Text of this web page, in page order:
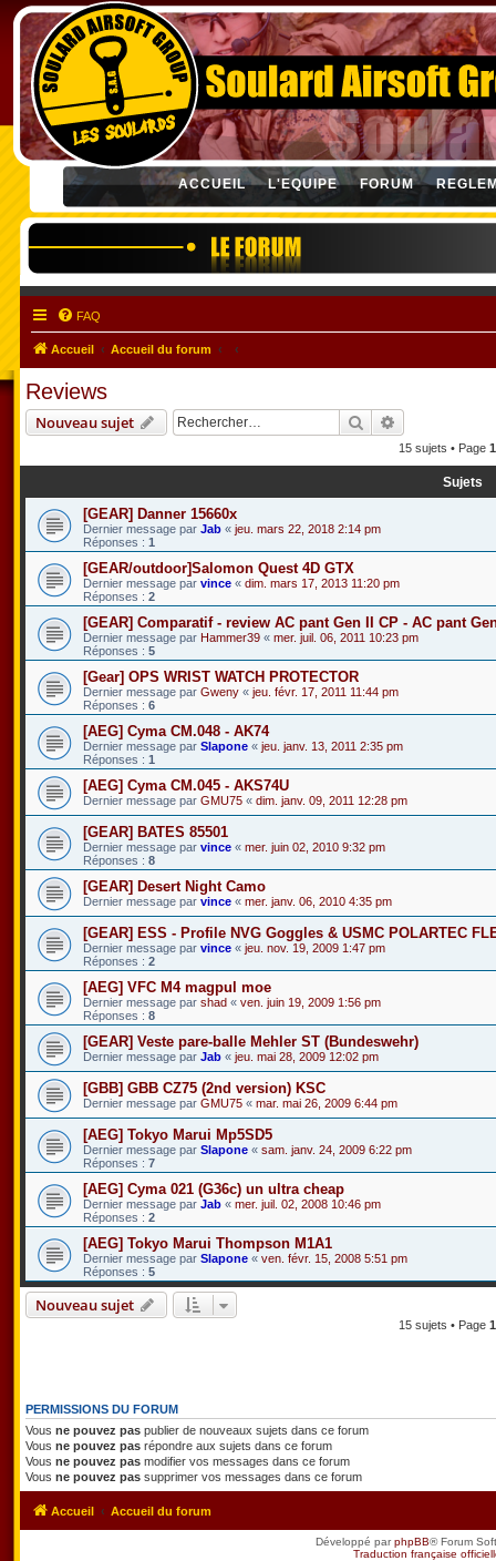
ACCUEIL L'EQUIPE FORUM
FAQ
Accueil Accueil du forum
Reviews
Nouveau sujet Rechercher
15 sujets • Page 1
Sujets
[GEAR] Danner 15660x
Dernier message par Jab « jeu. mars 22, 2018 2:14 pm
Réponses : 1
[GEAR/outdoor]Salomon Quest 4D GTX
Dernier message par vince « dim. mars 17, 2013 11:20 pm
Réponses : 2
[GEAR] Comparatif - review AC pant Gen II CP - AC pant
Dernier message par Hammer39 « mer. juil. 06, 2011 10:23 pm
Réponses : 5
[Gear] OPS WRIST WATCH PROTECTOR
Dernier message par Gweny « jeu. févr. 17, 2011 11:44 pm
Réponses : 6
[AEG] Cyma CM.048 - AK74
Dernier message par Slapone « jeu. janv. 13, 2011 2:35 pm
Réponses : 1
[AEG] Cyma CM.045 - AKS74U
Dernier message par GMU75 « dim. janv. 09, 2011 12:28 pm
[GEAR] BATES 85501
Dernier message par vince « mer. juin 02, 2010 9:32 pm
Réponses : 8
[GEAR] Desert Night Camo
Dernier message par vince « mer. janv. 06, 2010 4:35 pm
[GEAR] ESS - Profile NVG Goggles & USMC POLARTEC
Dernier message par vince « jeu. nov. 19, 2009 1:47 pm
Réponses : 2
[AEG] VFC M4 magpul moe
Dernier message par shad « ven. juin 19, 2009 1:56 pm
Réponses : 8
[GEAR] Veste pare-balle Mehler ST (Bundeswehr)
Dernier message par Jab « jeu. mai 28, 2009 12:02 pm
[GBB] GBB CZ75 (2nd version) KSC
Dernier message par GMU75 « mar. mai 26, 2009 6:44 pm
[AEG] Tokyo Marui Mp5SD5
Dernier message par Slapone « sam. janv. 24, 2009 6:22 pm
Réponses : 7
[AEG] Cyma 021 (G36c) un ultra cheap
Dernier message par Jab « mer. juil. 02, 2008 10:46 pm
Réponses : 2
[AEG] Tokyo Marui Thompson M1A1
Dernier message par Slapone « ven. févr. 15, 2008 5:51 pm
Réponses : 5
Nouveau sujet
15 sujets • Page 1
PERMISSIONS DU FORUM
Vous ne pouvez pas publier de nouveaux sujets dans ce forum
Vous ne pouvez pas répondre aux sujets dans ce forum
Vous ne pouvez pas modifier vos messages dans ce forum
Vous ne pouvez pas supprimer vos messages dans ce forum
Accueil Accueil du forum
Développé parphpBB® Forum
Traduction française